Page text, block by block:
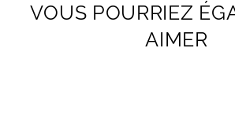
VOUS POURRIEZ
AIMER